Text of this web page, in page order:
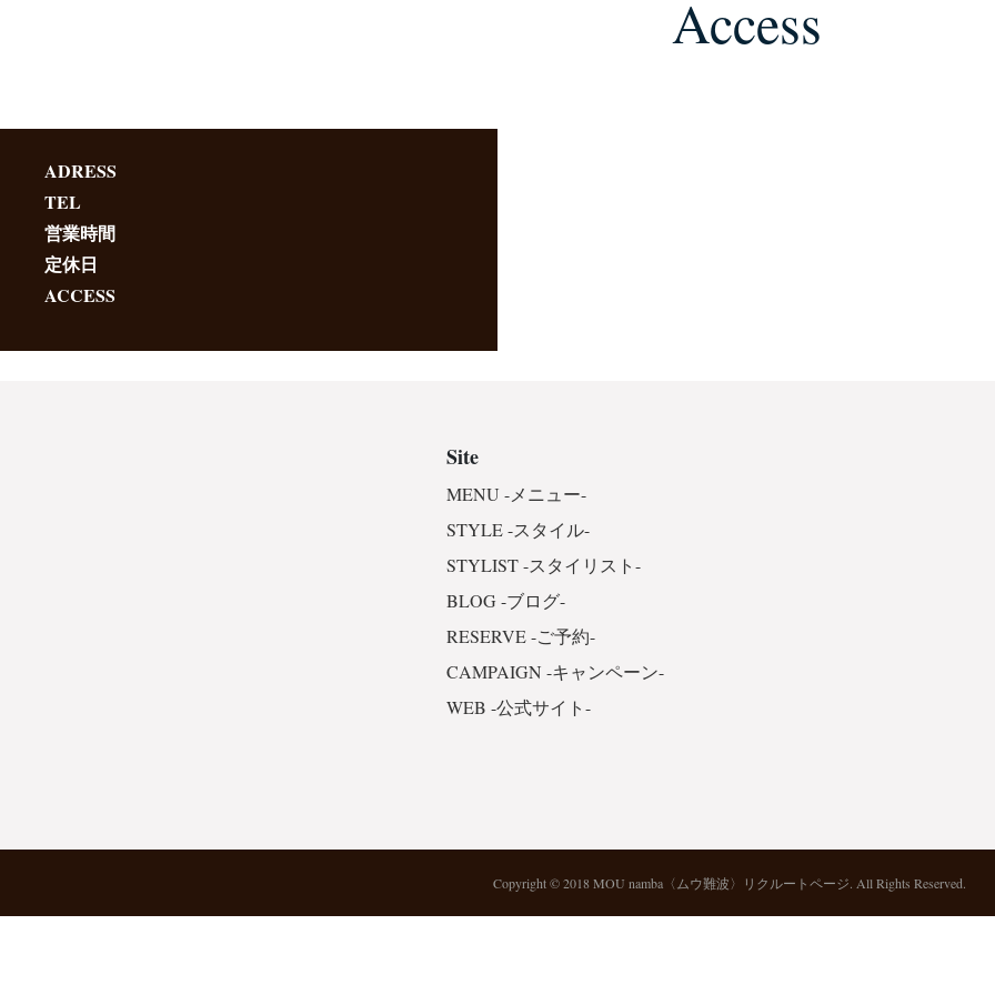
Access
ADRESS
TEL
営業時間
定休日
ACCESS
Site
MENU -メニュー-
STYLE -スタイル-
STYLIST -スタイリスト-
BLOG -ブログ-
RESERVE -ご予約-
CAMPAIGN -キャンペーン-
WEB -公式サイト-
Copyright © 2018 MOU namba〈ムウ難波〉リクルートページ. All Rights Reserved.